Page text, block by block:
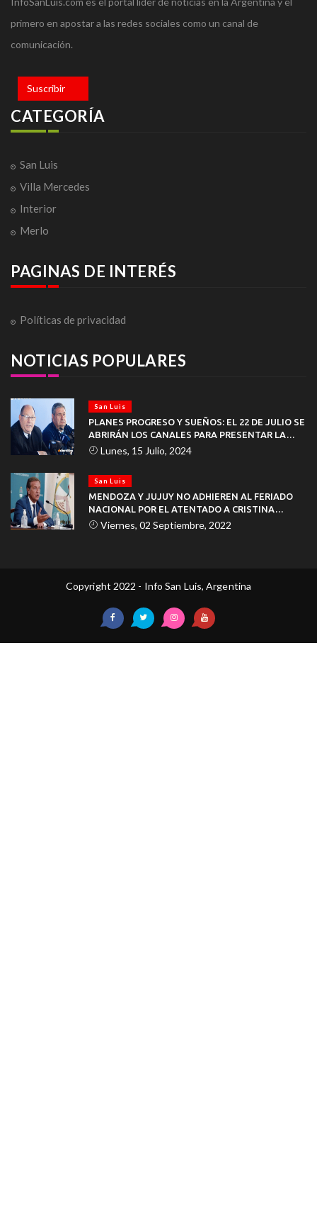
primero en apostar a las redes sociales como un canal de
comunicación.
Suscribir
CATEGORÍA
San Luis
Villa Mercedes
Interior
Merlo
PAGINAS DE INTERÉS
Políticas de privacidad
NOTICIAS POPULARES
San Luis
PLANES PROGRESO Y SUEÑOS: EL 22 DE JULIO SE
ABRIRÁN LOS CANALES PARA PRESENTAR LA
DOCUMENTACIÓN
Lunes, 15 Julio, 2024
San Luis
MENDOZA Y JUJUY NO ADHIEREN AL FERIADO
NACIONAL POR EL ATENTADO A CRISTINA
KIRCHNER
Viernes, 02 Septiembre, 2022
Copyright 2022 - Info San Luis, Argentina